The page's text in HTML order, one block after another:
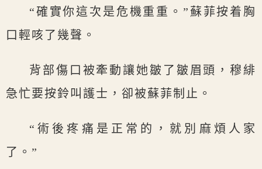
“確實你這次是危機重重。”蘇菲按着胸
口輕咳了幾聲。
背部傷口被牽動讓她皺了皺眉頭，穆緋
急忙要按鈴叫護士，卻被蘇菲制止。
“術後疼痛是正常的，就別麻煩人家
了。”